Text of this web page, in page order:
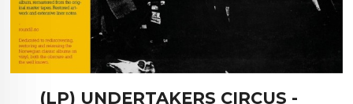
(LP) UNDERTAKERS CIRCUS -